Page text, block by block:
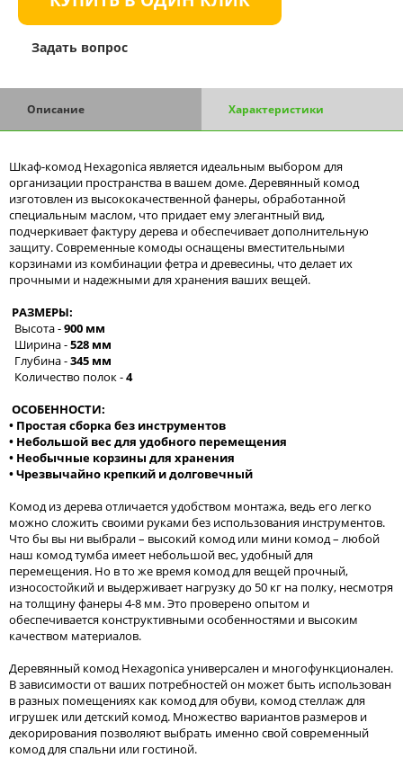
Задать вопрос
Описание Характеристики
Шкаф-комод Hexagonica является идеальным выбором для
организации пространства в вашем доме. Деревянный комод
изготовлен из высококачественной фанеры, обработанной
специальным маслом, что придает ему элегантный вид,
подчеркивает фактуру дерева и обеспечивает дополнительную
защиту. Современные комоды оснащены вместительными
корзинами из комбинации фетра и древесины, что делает их
прочными и надежными для хранения ваших вещей.
РАЗМЕРЫ:
Высота -900 мм
Ширина -528 мм
Глубина -345 мм
Количество полок -4
ОСОБЕННОСТИ:
• Простая сборка без инструментов
• Небольшой вес для удобного перемещения
• Необычные корзины для хранения
• Чрезвычайно крепкий и долговечный
Комод из дерева отличается удобством монтажа, ведь его легко
можно сложить своими руками без использования инструментов.
Что бы вы ни выбрали – высокий комод или мини комод – любой
наш комод тумба имеет небольшой вес, удобный для
перемещения. Но в то же время комод для вещей прочный,
износостойкий и выдерживает нагрузку до 50 кг на полку, несмотря
на толщину фанеры 4-8 мм. Это проверено опытом и
обеспечивается конструктивными особенностями и высоким
качеством материалов.
Деревянный комод Hexagonica универсален и многофункционален.
В зависимости от ваших потребностей он может быть использован
в разных помещениях как комод для обуви, комод стеллаж для
игрушек или детский комод. Множество вариантов размеров и
декорирования позволяют выбрать именно свой современный
комод для спальни или гостиной.